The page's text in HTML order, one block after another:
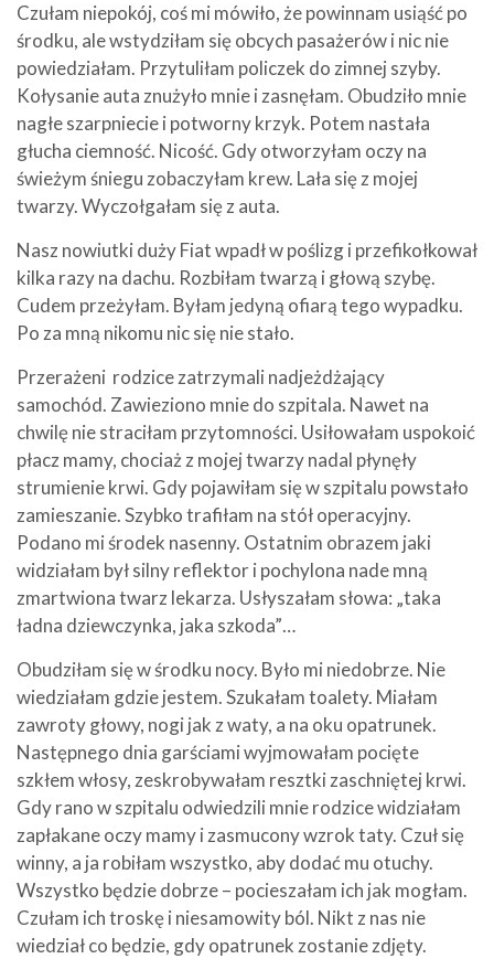
Czułam niepokój, coś mi mówiło, że powinnam usiąść po
środku, ale wstydziłam się obcych pasażerów i nic nie
powiedziałam. Przytuliłam policzek do zimnej szyby.
Kołysanie auta znużyło mnie i zasnęłam. Obudziło mnie
nagłe szarpniecie i potworny krzyk. Potem nastała
głucha ciemność. Nicość. Gdy otworzyłam oczy na
świeżym śniegu zobaczyłam krew. Lała się z mojej
twarzy. Wyczołgałam się z auta.
Nasz nowiutki duży Fiat wpadł w poślizg i przefikołkował
kilka razy na dachu. Rozbiłam twarzą i głową szybę.
Cudem przeżyłam. Byłam jedyną ofiarą tego wypadku.
Po za mną nikomu nic się nie stało.
Przerażeni rodzice zatrzymali nadjeżdżający
samochód. Zawieziono mnie do szpitala. Nawet na
chwilę nie straciłam przytomności. Usiłowałam uspokoić
płacz mamy, chociaż z mojej twarzy nadal płynęły
strumienie krwi. Gdy pojawiłam się w szpitalu powstało
zamieszanie. Szybko trafiłam na stół operacyjny.
Podano mi środek nasenny. Ostatnim obrazem jaki
widziałam był silny reflektor i pochylona nade mną
zmartwiona twarz lekarza. Usłyszałam słowa: „taka
ładna dziewczynka, jaka szkoda”…
Obudziłam się w środku nocy. Było mi niedobrze. Nie
wiedziałam gdzie jestem. Szukałam toalety. Miałam
zawroty głowy, nogi jak z waty, a na oku opatrunek.
Następnego dnia garściami wyjmowałam pocięte
szkłem włosy, zeskrobywałam resztki zaschniętej krwi.
Gdy rano w szpitalu odwiedzili mnie rodzice widziałam
zapłakane oczy mamy i zasmucony wzrok taty. Czuł się
winny, a ja robiłam wszystko, aby dodać mu otuchy.
Wszystko będzie dobrze – pocieszałam ich jak mogłam.
Czułam ich troskę i niesamowity ból. Nikt z nas nie
wiedział co będzie, gdy opatrunek zostanie zdjęty.